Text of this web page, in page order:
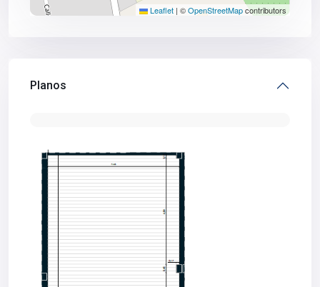
Leaflet | ©OpenStreetMapcontributors
Planos